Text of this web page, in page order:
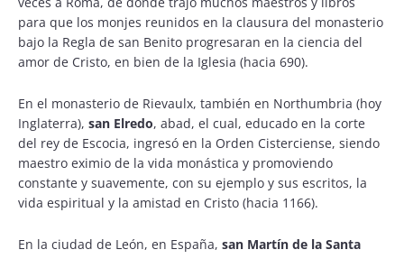
para que los monjes reunidos en la clausura del monasterio
bajo la Regla de san Benito progresaran en la ciencia del
amor de Cristo, en bien de la Iglesia (hacia 690).
En el monasterio de Rievaulx, también en Northumbria (hoy
Inglaterra), san Elredo, abad, el cual, educado en la corte
del rey de Escocia, ingresó en la Orden Cisterciense, siendo
maestro eximio de la vida monástica y promoviendo
constante y suavemente, con su ejemplo y sus escritos, la
vida espiritual y la amistad en Cristo (hacia 1166).
En la ciudad de León, en España, san Martín de la Santa